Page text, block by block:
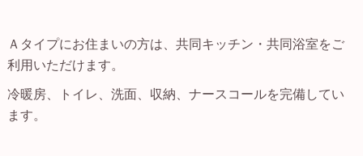
Ａタイプにお住まいの方は、共同キッチン・共同浴室をご
利用いただけます。
冷暖房、トイレ、洗面、収納、ナースコールを完備してい
ます。